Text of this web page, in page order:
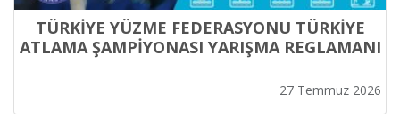
TÜRKİYE YÜZME FEDERASYONU TÜRKİYE
ATLAMA ŞAMPİYONASI YARIŞMA REGLAMANI
27 Temmuz 2026